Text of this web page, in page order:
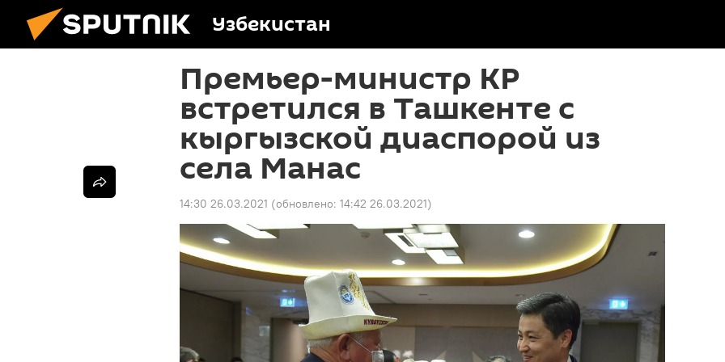
Узбекистан
Премьер-министр КР
встретился в Ташкенте с
кыргызской диаспорой из
села Манас
14:30 26.03.2021 (обновлено: 14:42 26.03.2021)